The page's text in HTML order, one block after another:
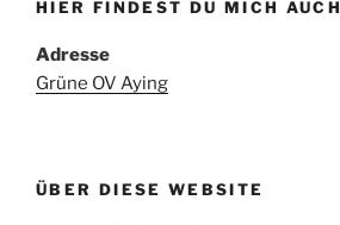
HIER FINDEST DU MICH AUCH
Adresse
Grüne OV Aying
ÜBER DIESE WEBSITE